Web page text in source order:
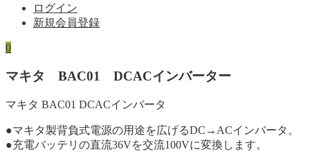
ログイン
新規会員登録
0
マキタ BAC01 DCACインバーター
マキタ BAC01 DCACインバータ
●マキタ製背負式電源の用途を広げるDC→ACインバータ。
●充電バッテリの直流36Vを交流100Vに変換します。